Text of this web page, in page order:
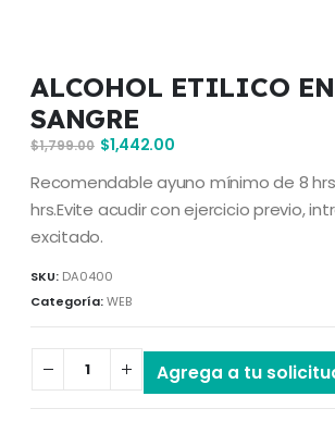
ALCOHOL ETILICO EN
SANGRE
$1,799.00 $1,442.00
Recomendable ayuno mínimo de 8
hrs.Evite acudir con ejercicio previo,
excitado.
SKU: DA0400
Categoría:WEB
Agrega a tu